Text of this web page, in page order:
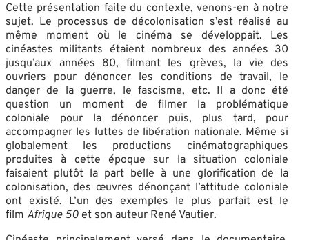
Cette présentation faite du contexte, venons-en à notre
sujet. Le processus de décolonisation s’est réalisé au
même moment où le cinéma se développait. Les
cinéastes militants étaient nombreux des années 30
jusqu’aux années 80, filmant les grèves, la vie des
ouvriers pour dénoncer les conditions de travail, le
danger de la guerre, le fascisme, etc. Il a donc été
question un moment de filmer la problématique
coloniale pour la dénoncer puis, plus tard, pour
accompagner les luttes de libération nationale. Même si
globalement les productions cinématographiques
produites à cette époque sur la situation coloniale
faisaient plutôt la part belle à une glorification de la
colonisation, des œuvres dénonçant l’attitude coloniale
ont existé. L’un des exemples le plus parfait est le
film Afrique 50 et son auteur René Vautier.